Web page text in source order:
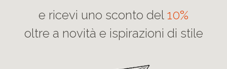
e ricevi uno sconto del 10%
oltre a novità e ispirazioni di stile